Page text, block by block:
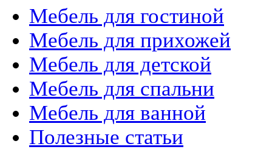
Мебель для гостиной
Мебель для прихожей
Мебель для детской
Мебель для спальни
Мебель для ванной
Полезные статьи